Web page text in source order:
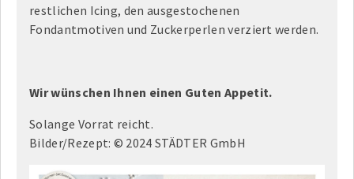
restlichen Icing, den ausgestochenen
Fondantmotiven und Zuckerperlen verziert werden.
Wir wünschen Ihnen einen Guten Appetit.
Solange Vorrat reicht.
Bilder/Rezept: © 2024 STÄDTER GmbH